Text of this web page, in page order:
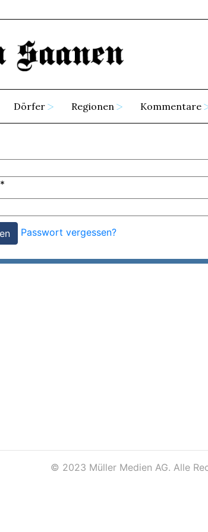
Dörfer Regionen Kommentare
*
Passwort vergessen?
© 2023 Müller Medien AG. Alle